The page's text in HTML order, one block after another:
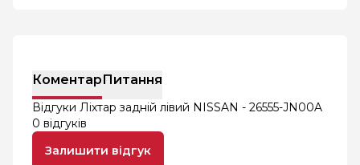
КоментарПитання
Відгуки Ліхтар задній лівий NISSAN - 26555-JN00A
0 відгуків
Залишити відгук